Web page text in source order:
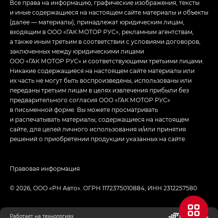
Все права на информацию, графические изображения, тексты
и иные содержащиеся на настоящем сайте материалы и объекты
(далее — материалы), принадлежат юридическим лицам,
входящим в ООО «ГАК МОТОР РУС», рекламным агентствам,
а также иным третьим в соответствии с условиями договоров,
заключенных между юридическими лицами
ООО «ГАК МОТОР РУС» и соответствующими третьими лицами.
Никакие содержащиеся на настоящем сайте материалы или
их часть не могут быть воспроизведены, использованы или
переданы третьим лицам в целях извлечения прибыли без
предварительного согласия ООО «ГАК МОТОР РУС»
в письменной форме. Вы можете просматривать
и распечатывать материалы, содержащиеся на настоящем
сайте, для целей личного использования и/или принятия
решений о приобретении продукции указанных на сайте.
© 2026, ООО «РН Авто». ОГРН 1172375010884, ИНН 2312257580
Правовая информация
Работает на технологиях